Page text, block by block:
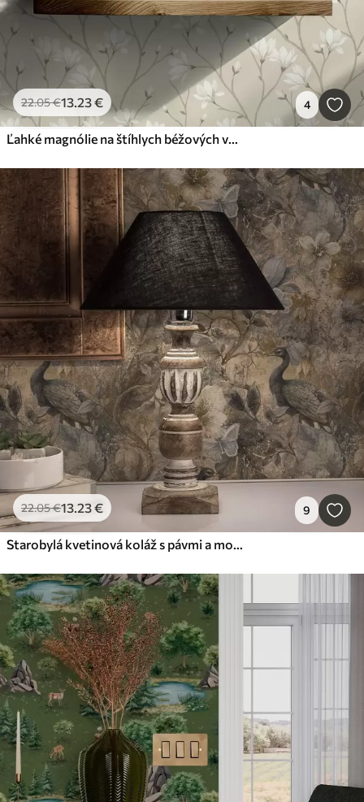
22.05€13.23€ 4
Ľahké magnólie na štíhlych béžových vetvách
22.05€13.23€ 9
Starobylá kvetinová koláž s pávmi a motýľmi